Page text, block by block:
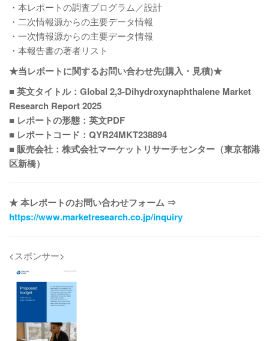
・本レポートの調査プログラム／設計
・二次情報源からの主要データ情報
・一次情報源からの主要データ情報
・本報告書の著者リスト
★当レポートに関するお問い合わせ先(購入・見積)★
■ 英文タイトル：Global 2,3-Dihydroxynaphthalene Market
Research Report 2025
■ レポートの形態：英文PDF
■ レポートコード：QYR24MKT238894
■ 販売会社：株式会社マーケットリサーチセンター（東京都港
区新橋）
★ 本レポートのお問い合わせフォーム ⇒
https://www.marketresearch.co.jp/inquiry
<スポンサー>